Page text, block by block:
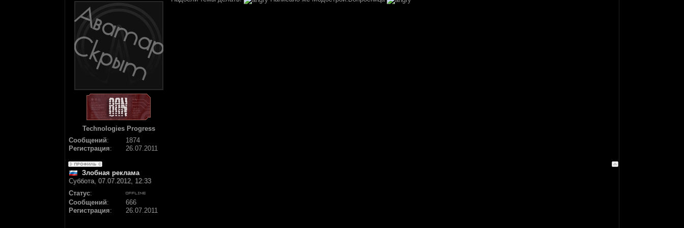
Technologies Progress
Сообщений:
1874
Регистрация: 26.07.2011
Злобная реклама
Суббота, 07.07.2012, 12:33
Статус:
Сообщений:
666
Регистрация: 26.07.2011